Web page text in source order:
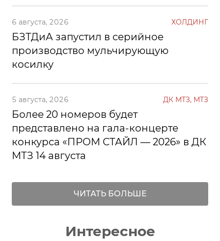
6 августа, 2026 ХОЛДИНГ
БЗТДиА запустил в серийное
производство мульчирующую
косилку
5 августа, 2026 ДК МТЗ, МТЗ
Более 20 номеров будет
представлено на гала-концерте
конкурса «ПРОМ СТАЙЛ — 2026» в ДК
МТЗ 14 августа
ЧИТАТЬ БОЛЬШЕ
Интересное